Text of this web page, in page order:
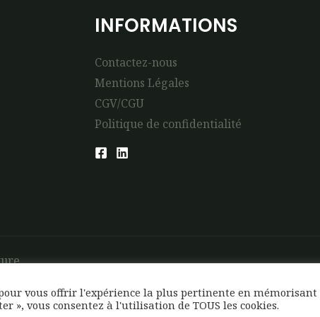
INFORMATIONS
Contactez-nous
Mentions Légales
CGV/CGU
Politique de confidentialité
vous offrir l'expérience la plus pertinente en mémorisant
», vous consentez à l'utilisation de TOUS les cookies.